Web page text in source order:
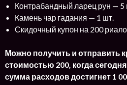
Контрабандный ларец рун — 5
Камень чар гадания — 1 шт.
Скидочный купон на 200
Можно получить и отправить
стоимостью 200, когда
сумма расходов достигнет 1